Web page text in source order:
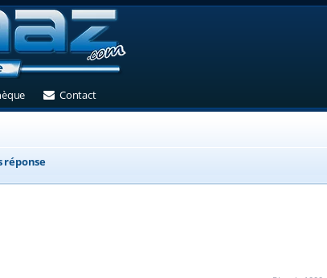
onglet)
(Ouvre un nouvel onglet)
Contact(Ouvre un nouvel onglet)
réponse